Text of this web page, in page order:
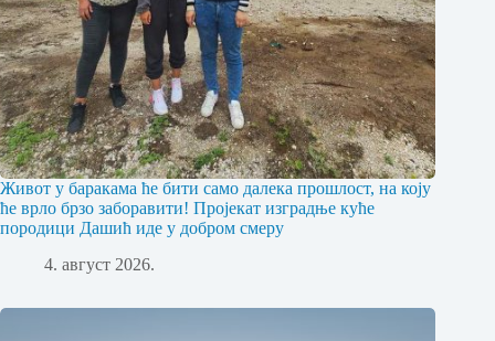
Живот у баракама ће бити само далека прошлост, на коју
ће врло брзо заборавити! Пројекат изградње куће
породици Дашић иде у добром смеру
4. август 2026.